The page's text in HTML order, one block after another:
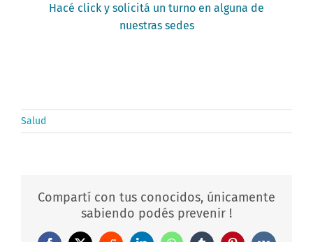
Hacé click y solicitá un turno en alguna de
nuestras sedes
Salud
Compartí con tus conocidos, únicamente
sabiendo podés prevenir !